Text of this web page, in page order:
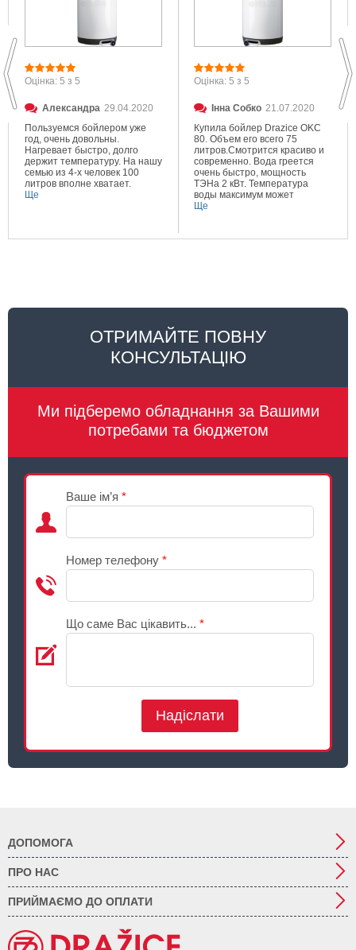
Оцінка: 5 з 5
Александра 29.04.2020
Пользуемся бойлером уже
год, очень довольны.
Нагревает быстро, долго
держит температуру. На нашу
семью из 4-х человек 100
литров вполне хватает.
Ще
Оцінка: 5 з 5
Інна Собко 21.07.2020
Купила бойлер Drazice OKC
80. Объем его всего 75
литров.Смотрится красиво и
современно. Вода греется
очень быстро, мощность
ТЭНа 2 кВт. Температура
воды максимум может
составлять 80 градусов.
Ще
ОТРИМАЙТЕ ПОВНУ
КОНСУЛЬТАЦІЮ
Ми підберемо обладнання за Вашими
потребами та бюджетом
Ваше ім’я *
Номер телефону *
Що саме Вас цікавить... *
Надіслати
ДОПОМОГА
ПРО НАС
ПРИЙМАЄМО ДО ОПЛАТИ